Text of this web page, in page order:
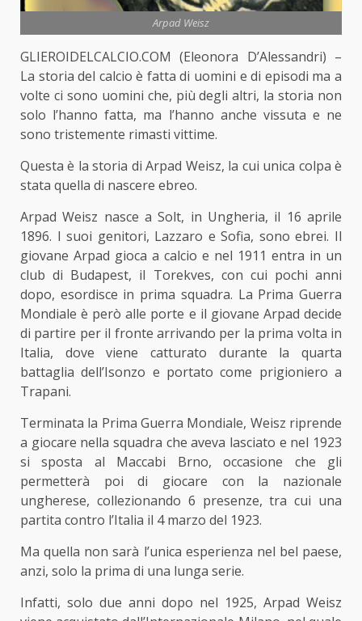
Arpad Weisz
GLIEROIDELCALCIO.COM (Eleonora D’Alessandri) –
La storia del calcio è fatta di uomini e di episodi ma a
volte ci sono uomini che, più degli altri, la storia non
solo l’hanno fatta, ma l’hanno anche vissuta e ne
sono tristemente rimasti vittime.
Questa è la storia di Arpad Weisz, la cui unica colpa è
stata quella di nascere ebreo.
Arpad Weisz nasce a Solt, in Ungheria, il 16 aprile
1896. I suoi genitori, Lazzaro e Sofia, sono ebrei. Il
giovane Arpad gioca a calcio e nel 1911 entra in un
club di Budapest, il Torekves, con cui pochi anni
dopo, esordisce in prima squadra. La Prima Guerra
Mondiale è però alle porte e il giovane Arpad decide
di partire per il fronte arrivando per la prima volta in
Italia, dove viene catturato durante la quarta
battaglia dell’Isonzo e portato come prigioniero a
Trapani.
Terminata la Prima Guerra Mondiale, Weisz riprende
a giocare nella squadra che aveva lasciato e nel 1923
si sposta al Maccabi Brno, occasione che gli
permetterà poi di giocare con la nazionale
ungherese, collezionando 6 presenze, tra cui una
partita contro l’Italia il 4 marzo del 1923.
Ma quella non sarà l’unica esperienza nel bel paese,
anzi, solo la prima di una lunga serie.
Infatti, solo due anni dopo nel 1925, Arpad Weisz